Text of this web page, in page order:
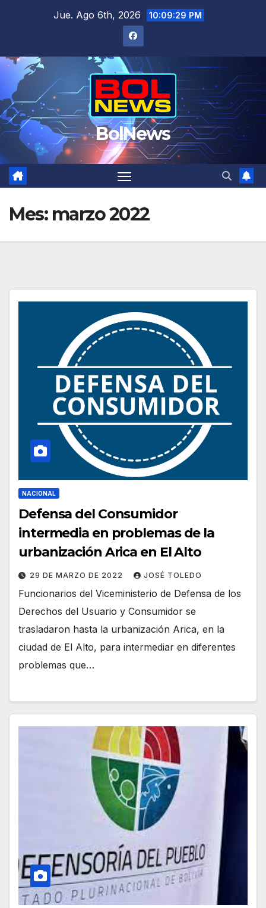
Jue. Ago 6th, 2026 10:09:30 PM
BolNews
Mes: marzo 2022
NACIONAL
Defensa del Consumidor
intermedia en problemas de la
urbanización Arica en El Alto
29 DE MARZO DE 2022 JOSÉ TOLEDO
Funcionarios del Viceministerio de Defensa de los
Derechos del Usuario y Consumidor se
trasladaron hasta la urbanización Arica, en la
ciudad de El Alto, para intermediar en diferentes
problemas que…